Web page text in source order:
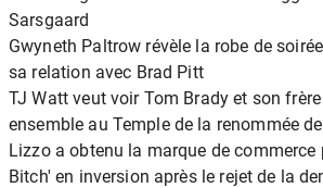
Sarsgaard
Gwyneth Paltrow révèle la robe de
sa relation avec Brad Pitt
TJ Watt veut voir Tom Brady et son
ensemble au Temple de la renommée
Lizzo a obtenu la marque de commerce
Bitch' en inversion après le rejet de la